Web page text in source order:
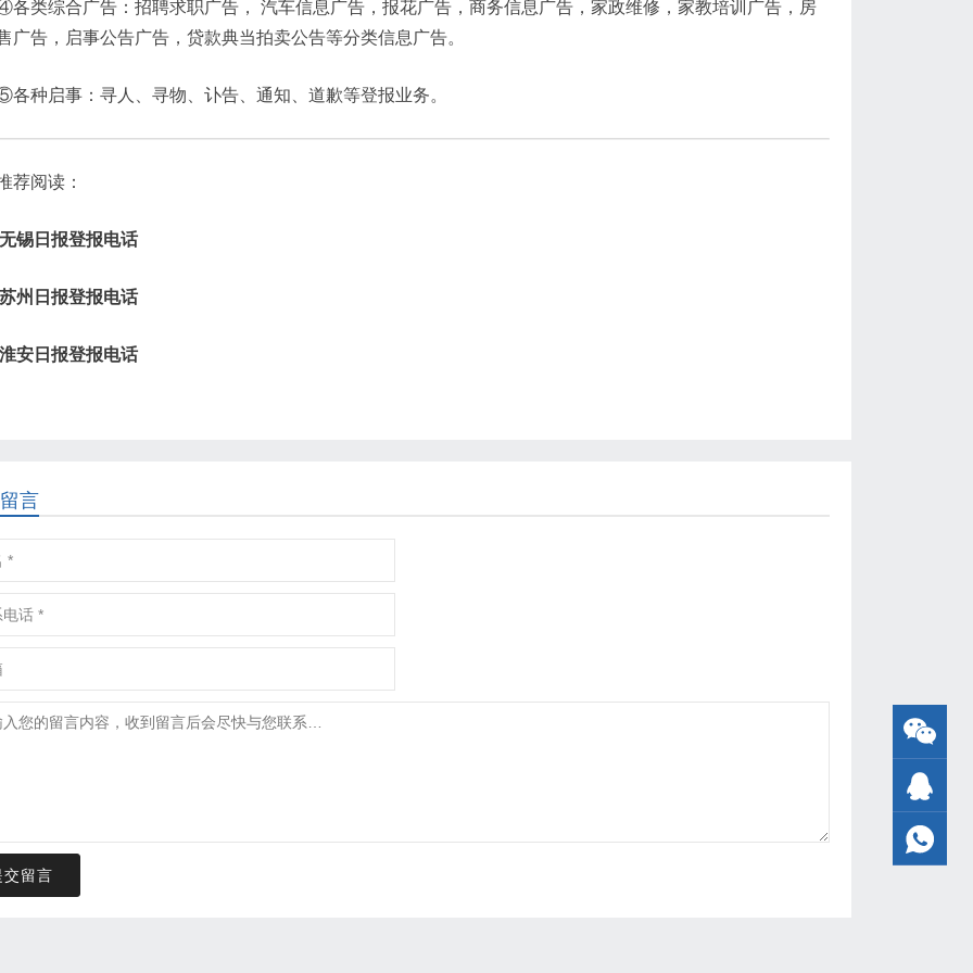
各类综合广告：招聘求职广告， 汽车信息广告，报花广告，商务信息广告，家政维修，家教培训广告，房
广告，启事公告广告，贷款典当拍卖公告等分类信息广告。
各种启事：寻人、寻物、讣告、通知、道歉等登报业务。
荐阅读：
无锡日报登报电话
苏州日报登报电话
淮安日报登报电话
言
交留言